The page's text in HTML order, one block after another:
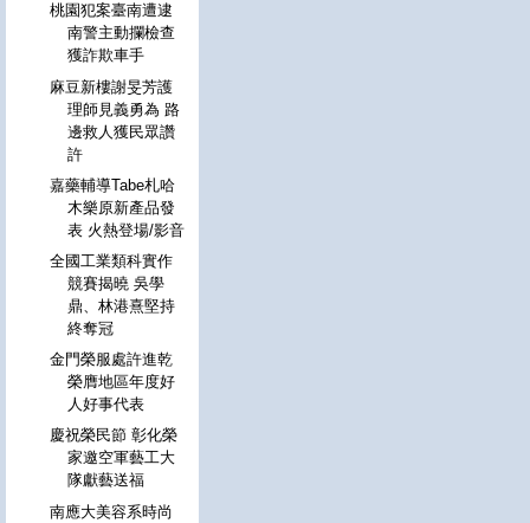
桃園犯案臺南遭逮
南警主動攔檢查
獲詐欺車手
麻豆新樓謝旻芳護
理師見義勇為 路
邊救人獲民眾讚
許
嘉藥輔導Tabe札哈
木樂原新產品發
表 火熱登場/影音
全國工業類科實作
競賽揭曉 吳學
鼎、林港熹堅持
終奪冠
金門榮服處許進乾
榮膺地區年度好
人好事代表
慶祝榮民節 彰化榮
家邀空軍藝工大
隊獻藝送福
南應大美容系時尚